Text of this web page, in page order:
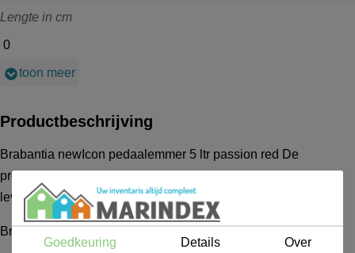
Lengte in cm
0
toon meer
Productbeschrijving
Brabantia newIcon pedaalemmer 5 ltr passion red De
producten van Brabantia betreffen geen voorraadartikelen, de
levertijd van Brabantia producten ligt circa rond een week
Brabantia NewIcon 5L
Goedkeuring Details Over